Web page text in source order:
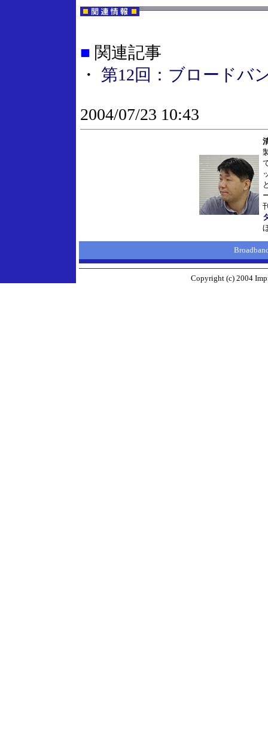
■ 関連記事
・ 第12回：ブロードバ
2004/07/23 10:43
Copyright (c) 2004